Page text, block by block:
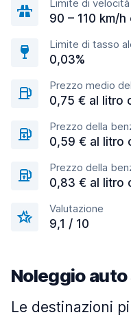
Limite di
90 – 110 km/
Limite di tasso
0,03%
Prezzo medio
0,75 € al litro
Prezzo della
0,59 € al litro
Prezzo della
0,83 € al litro
Valutazione
9,1 / 10
Noleggio auto
Le destinazioni